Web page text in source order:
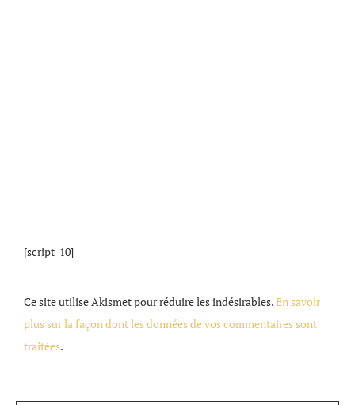
[script_10]
Ce site utilise Akismet pour réduire les indésirables.En savoir
plus sur la façon dont les données de vos commentaires sont
traitées.